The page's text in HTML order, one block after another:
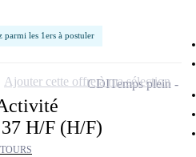
parmi les 1ers à postuler
H/F (H/F)
CDITemps plein
Ajouter cette offre à ma sélection